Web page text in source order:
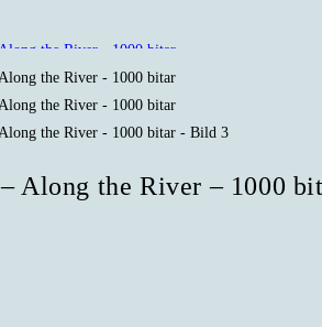
Along the River – 1000